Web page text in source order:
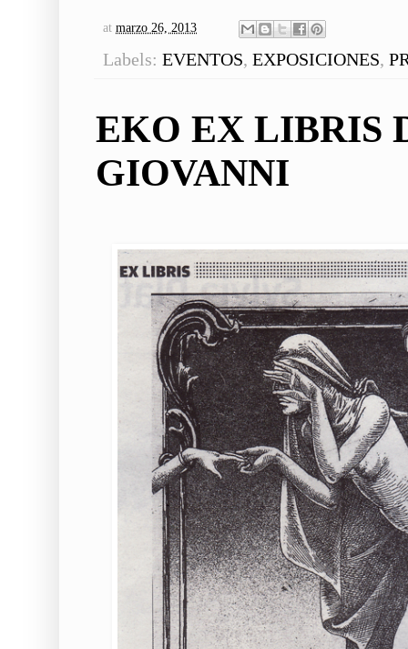
at marzo 26, 2013
Labels: EVENTOS, EXPOSICIONES,
EKO EX LIBRIS
GIOVANNI